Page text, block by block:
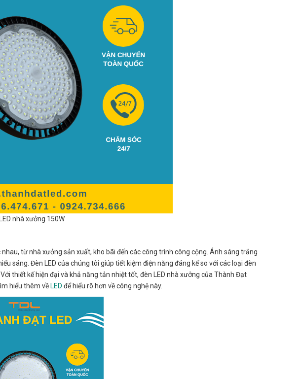
nhà xưởng 150W
từ nhà xưởng sản xuất, kho bãi đến các công trình công cộng. Ánh sáng trắng
sáng. Đèn LED của chúng tôi giúp tiết kiệm điện năng đáng kể so với các loại đèn
thiết kế hiện đại và khả năng tản nhiệt tốt, đèn LED nhà xưởng của Thành Đạt
hiểu thêm vềLED để hiểu rõ hơn về công nghệ này.